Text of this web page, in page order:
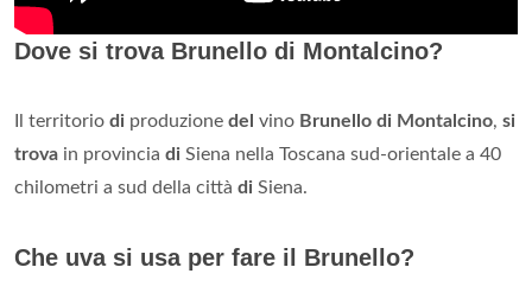
Dove si trova Brunello di Montalcino?
Il territorio di produzione del vino Brunello di Montalcino, si
trova in provincia di Siena nella Toscana sud-orientale a 40
chilometri a sud della città di Siena.
Che uva si usa per fare il Brunello?